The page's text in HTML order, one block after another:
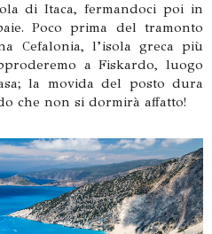
di Itaca, fermandoci poi in
Poco prima del tramonto
Cefalonia, l’isola greca più
a Fiskardo, luogo
la movida del posto dura
che non si dormirà affatto!